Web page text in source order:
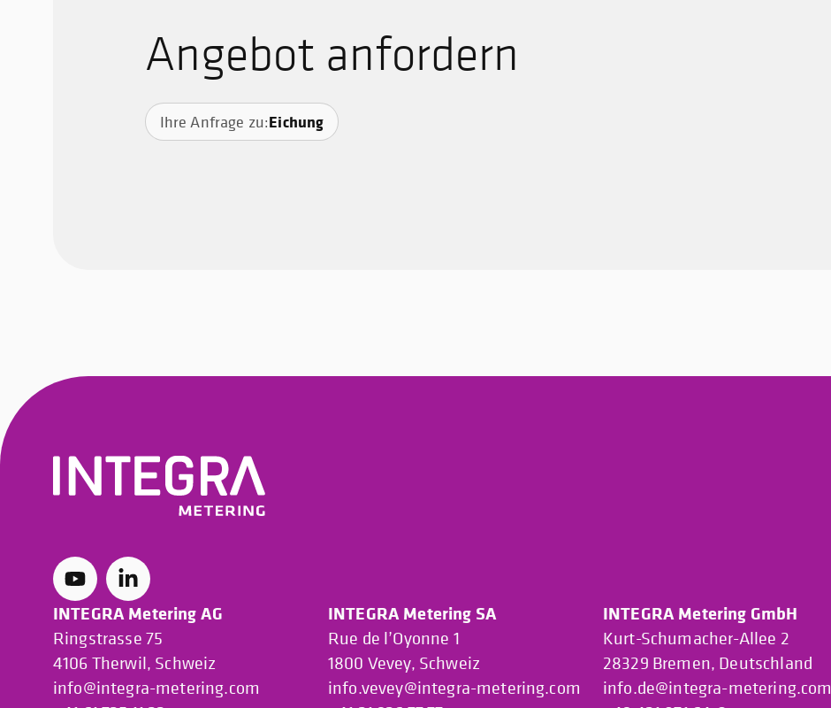
Angebot anfordern
Ihre Anfrage zu:Eichung
INTEGRA Metering AG
Ringstrasse 75
4106 Therwil, Schweiz
info@integra-metering.com
INTEGRA Metering SA
Rue de l’Oyonne 1
1800 Vevey, Schweiz
info.vevey@integra-metering.com
INTEGRA Metering GmbH
Kurt-Schumacher-Allee 2
28329 Bremen, Deutschland
info.de@integra-metering.com